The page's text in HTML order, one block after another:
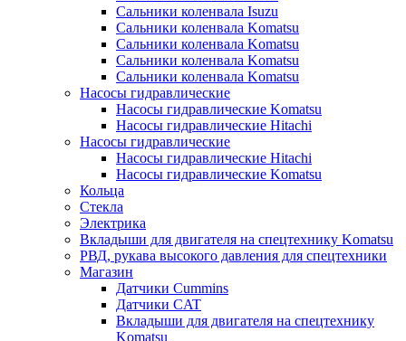
Сальники коленвала Isuzu
Сальники коленвала Komatsu
Сальники коленвала Komatsu
Сальники коленвала Komatsu
Сальники коленвала Komatsu
Насосы гидравлические
Насосы гидравлические Komatsu
Насосы гидравлические Hitachi
Насосы гидравлические
Насосы гидравлические Hitachi
Насосы гидравлические Komatsu
Кольца
Стекла
Электрика
Вкладыши для двигателя на спецтехнику Komatsu
РВД, рукава высокого давления для спецтехники
Магазин
Датчики Cummins
Датчики CAT
Вкладыши для двигателя на спецтехнику
Komatsu